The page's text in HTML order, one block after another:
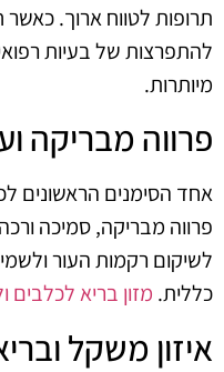
תרופות לטווח ארוך.
להתפרצות של בעיות
מיותרות.
פרווה מבריקה
אחד הסימנים הראשונים
לשיקום רקמות העור
כללית. מזון בריא לכלבים
איזון משקל